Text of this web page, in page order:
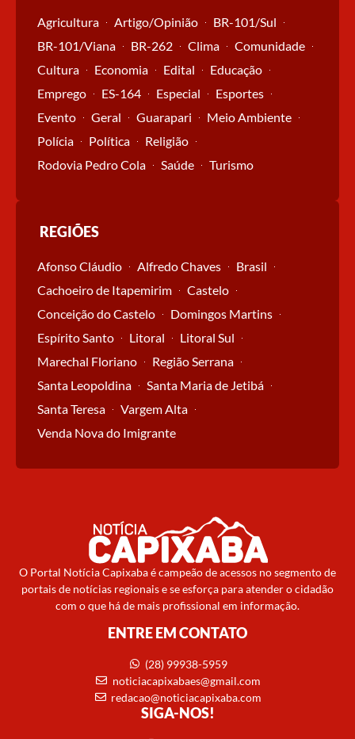
Agricultura Artigo/Opinião
BR-101/Sul
BR-101/Viana
BR-262 Clima
Comunidade
Cultura
Economia Edital
Educação
Emprego
ES-164 Especial
Esportes
Evento
Geral Guarapari
Meio Ambiente
Polícia
Política
Religião
Rodovia Pedro Cola
Saúde Turismo
REGIÕES
Afonso Cláudio Alfredo Chaves
Brasil
Cachoeiro de Itapemirim
Castelo
Conceição do Castelo
Domingos Martins
Espírito Santo
Litoral
Litoral Sul
Marechal Floriano
Região Serrana
Santa Leopoldina
Santa Maria de Jetibá
Santa Teresa
Vargem Alta
Venda Nova do Imigrante
O Portal Notícia Capixaba é campeão de acessos no segmento de
portais de notícias regionais e se esforça para atender o cidadão
com o que há de mais profissional em informação.
ENTRE EM CONTATO
(28) 99938-5959
noticiacapixabaes@gmail.com
redacao@noticiacapixaba.com
SIGA-NOS!